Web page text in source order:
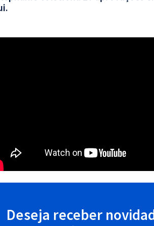
Deseja receber